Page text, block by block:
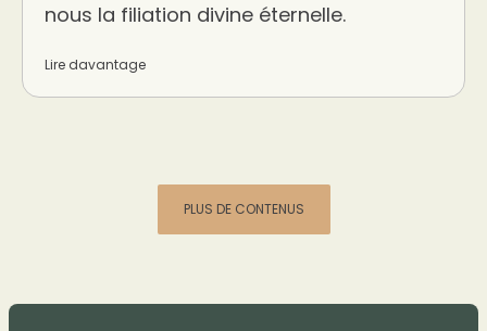
nous la filiation divine éternelle.
Lire davantage
PLUS DE CONTENUS